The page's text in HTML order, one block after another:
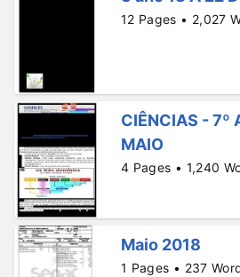
12 Pages • 2,027
CIÊNCIAS - 7º
MAIO
4 Pages • 1,240
Maio 2018
1 Pages • 237